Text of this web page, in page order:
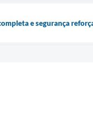
e segurança